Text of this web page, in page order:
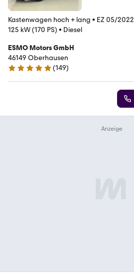
Kastenwagen hoch + lang • EZ 05/2022
125 kW (170 PS) • Diesel
ESMO Motors GmbH
46149 Oberhausen
4.9 Sterne
(149)